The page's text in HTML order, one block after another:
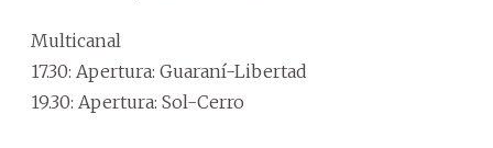
Multicanal
17.30: Apertura: Guaraní-Libertad
19.30: Apertura: Sol-Cerro